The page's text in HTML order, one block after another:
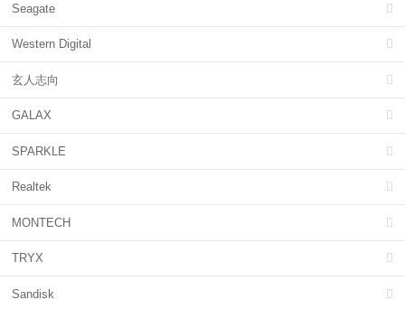
Seagate
Western Digital
玄人志向
GALAX
SPARKLE
Realtek
MONTECH
TRYX
Sandisk